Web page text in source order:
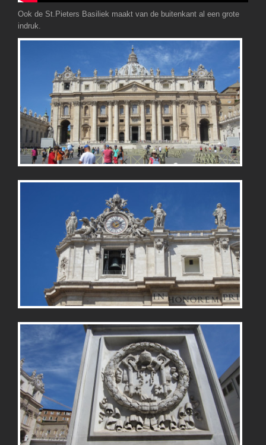
Ook de St.Pieters Basiliek maakt van de buitenkant al een grote
indruk.